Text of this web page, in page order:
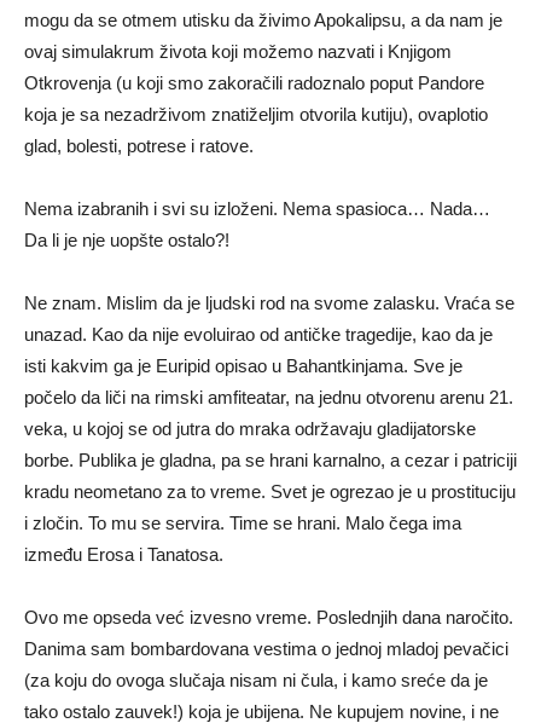
mogu da se otmem utisku da živimo Apokalipsu, a da nam je
ovaj simulakrum života koji možemo nazvati i Knjigom
Otkrovenja (u koji smo zakoračili radoznalo poput Pandore
koja je sa nezadrživom znatiželjim otvorila kutiju), ovaplotio
glad, bolesti, potrese i ratove.
Nema izabranih i svi su izloženi. Nema spasioca… Nada…
Da li je nje uopšte ostalo?!
Ne znam. Mislim da je ljudski rod na svome zalasku. Vraća se
unazad. Kao da nije evoluirao od antičke tragedije, kao da je
isti kakvim ga je Euripid opisao u Bahantkinjama. Sve je
počelo da liči na rimski amfiteatar, na jednu otvorenu arenu 21.
veka, u kojoj se od jutra do mraka održavaju gladijatorske
borbe. Publika je gladna, pa se hrani karnalno, a cezar i patriciji
kradu neometano za to vreme. Svet je ogrezao je u prostituciju
i zločin. To mu se servira. Time se hrani. Malo čega ima
između Erosa i Tanatosa.
Ovo me opseda već izvesno vreme. Poslednjih dana naročito.
Danima sam bombardovana vestima o jednoj mladoj pevačici
(za koju do ovoga slučaja nisam ni čula, i kamo sreće da je
tako ostalo zauvek!) koja je ubijena. Ne kupujem novine, i ne